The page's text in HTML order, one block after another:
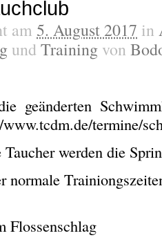
am 5. August 2017 in
und Training von
geänderten
termine/
werden die
normale
Flossenschlag